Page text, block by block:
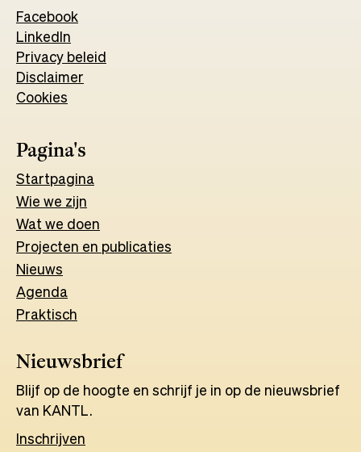
Facebook
a
new
LinkedIn
in
a
Privacy beleid
Disclaimer
Cookies
Pagina's
Startpagina
Wie we zijn
Wat we doen
Projecten en publicaties
Nieuws
Agenda
Praktisch
Nieuwsbrief
Blijf op de hoogte en schrijf je in op de nieuwsbrief
van KANTL.
Inschrijven